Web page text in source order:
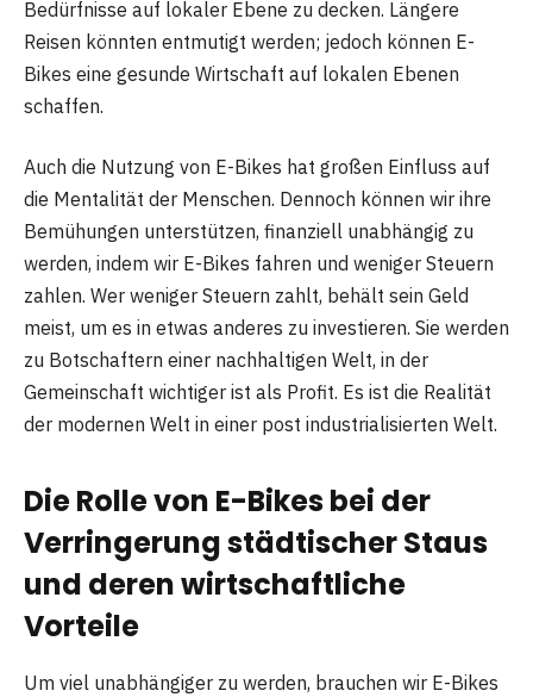
Bedürfnisse auf lokaler Ebene zu decken. Längere
Reisen könnten entmutigt werden; jedoch können E-
Bikes eine gesunde Wirtschaft auf lokalen Ebenen
schaffen.
Auch die Nutzung von E-Bikes hat großen Einfluss auf
die Mentalität der Menschen. Dennoch können wir ihre
Bemühungen unterstützen, finanziell unabhängig zu
werden, indem wir E-Bikes fahren und weniger Steuern
zahlen. Wer weniger Steuern zahlt, behält sein Geld
meist, um es in etwas anderes zu investieren. Sie werden
zu Botschaftern einer nachhaltigen Welt, in der
Gemeinschaft wichtiger ist als Profit. Es ist die Realität
der modernen Welt in einer post industrialisierten Welt.
Die Rolle von E-Bikes bei der
Verringerung städtischer Staus
und deren wirtschaftliche
Vorteile
Um viel unabhängiger zu werden, brauchen wir E-Bikes